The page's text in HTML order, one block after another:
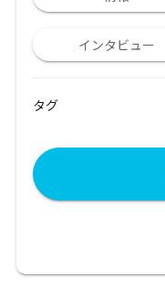
インタビュー
タグ